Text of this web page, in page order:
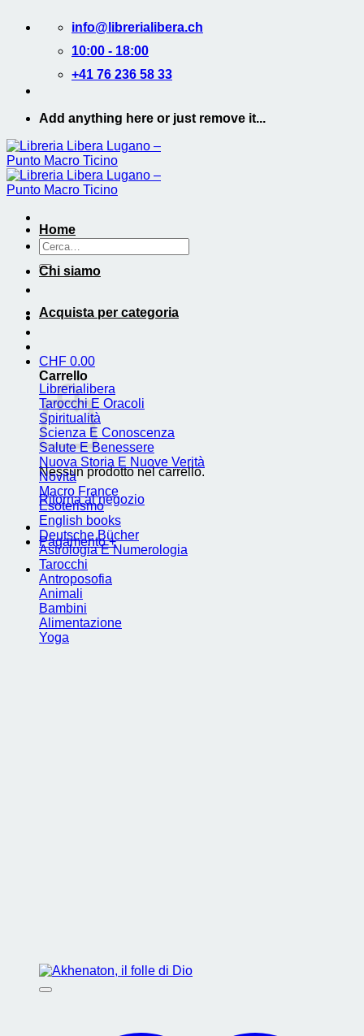
contenuti
info@librerialibera.ch
10:00 - 18:00
+41 76 236 58 33
Add anything here or just remove it...
Cerca:
CHF 0.00
Carrello
Nessun prodotto nel carrello.
Ritorna al negozio
Pagamento +
Home
Chi siamo
Acquista per categoria
Librerialibera
Tarocchi E Oracoli
Spiritualità
Scienza E Conoscenza
Salute E Benessere
Nuova Storia E Nuove Verità
Novità
Macro France
Esoterismo
English books
Deutsche Bücher
Astrologia E Numerologia
Tarocchi
Antroposofia
Animali
Bambini
Alimentazione
Yoga